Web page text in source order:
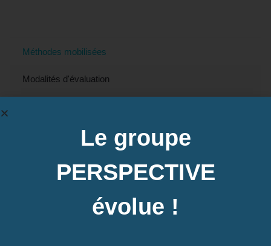
Méthodes mobilisées
Modalités d'évaluation
Le groupe
PERSPECTIVE
évolue !